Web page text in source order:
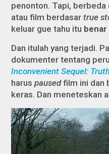
penonton. Tapi,
atau film berdasartrue
keluar gue tahu itu
Dan itulah yang terjadi.
dokumenter tentang
Inconvenient Sequel:
haruspausedfilm ini dan
keras. Dan meneteskan